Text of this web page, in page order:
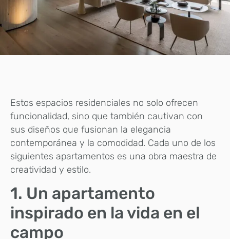
Estos espacios residenciales no solo ofrecen
funcionalidad, sino que también cautivan con
sus diseños que fusionan la elegancia
contemporánea y la comodidad. Cada uno de los
siguientes apartamentos es una obra maestra de
creatividad y estilo.
1. Un apartamento
inspirado en la vida en el
campo